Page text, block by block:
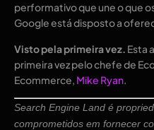
performativo que une o que
Google está disposto a
Visto pela primeira vez. Esta
primeira vez pelo chefe de
Ecommerce, Mike Ryan
Search Engine Land é
comprometidos em fornecer